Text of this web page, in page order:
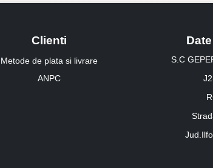
Clienti
Metode de plata si livrare
ANPC
S.C